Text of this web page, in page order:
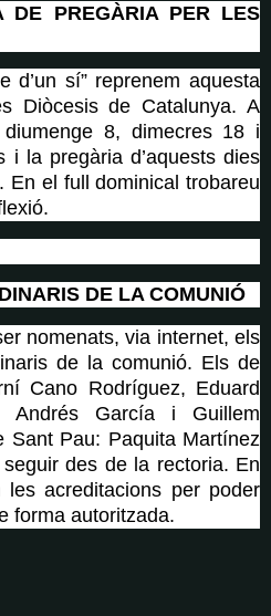
DE PREGÀRIA PER LES
d’un sí” reprenem aquesta
Diòcesis de Catalunya. A
8, dimecres 18 i
i la pregària d’aquests dies
En el full dominical trobareu
DE LA COMUNIÓ
nomenats, via internet, els
de la comunió. Els de
Cano Rodríguez, Eduard
Andrés García i Guillem
Sant Pau: Paquita Martínez
des de la rectoria. En
acreditacions per poder
forma autoritzada.